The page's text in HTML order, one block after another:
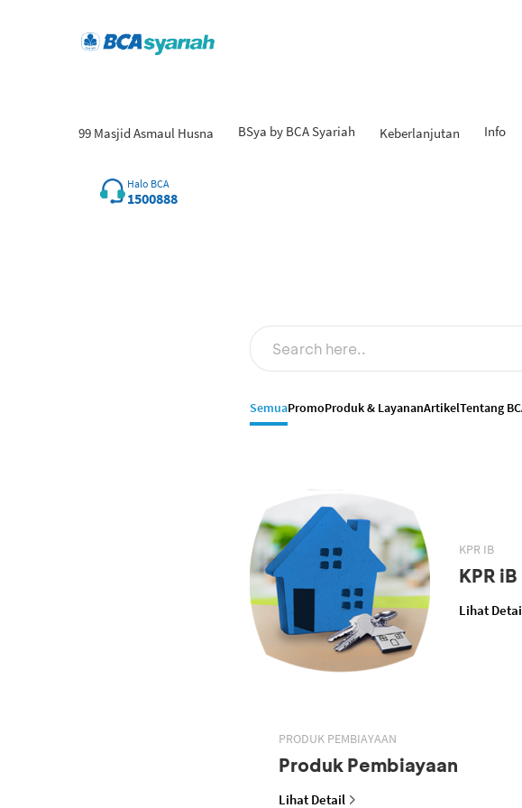
99 Masjid Asmaul Husna BSya by BCA Syariah Keberlanjutan Info
Halo BCA
1500888
SemuaPromoProduk & LayananArtikelTentang
KPR IB
KPR iB
Lihat
PRODUK PEMBIAYAAN
Produk Pembiayaan
Lihat Detail